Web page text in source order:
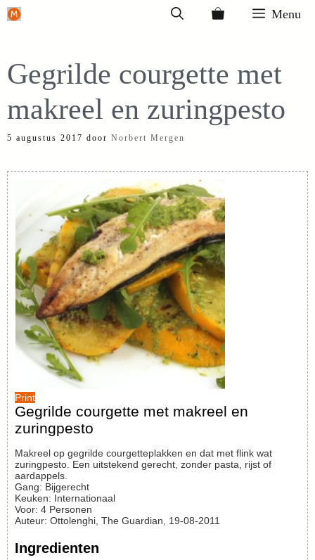
Ga
inhoud
Menu
Gegrilde courgette met
makreel en zuringpesto
5 augustus 2017 door Norbert Mergen
Print
Gegrilde courgette met makreel en
zuringpesto
Makreel op gegrilde courgetteplakken en dat met flink wat
zuringpesto. Een uitstekend gerecht, zonder pasta, rijst of
aardappels.
Gang: Bijgerecht
Keuken: Internationaal
Voor: 4 Personen
Auteur: Ottolenghi, The Guardian, 19-08-2011
Ingredienten